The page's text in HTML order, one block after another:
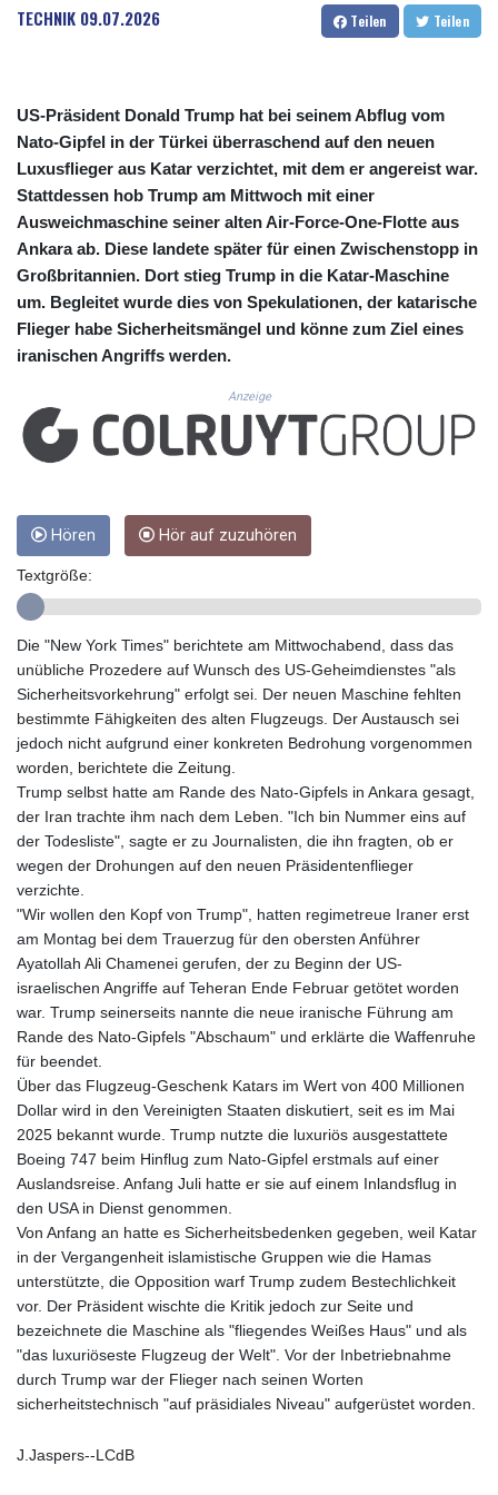
CUC 1.152471
CUP 30.540479
DKK 7.476217
DOP 67.193733
DZD 153.365094
EGP 57.264782
ERN 17.287064
ETB 185.968128
FJD 2.552089
FKP 0.856077
GBP 0.85641
GHS 13.524239
GIP 0.856077
GMD 85.282572
GYD 241.048608
HKD 9.04099
HTG 150.649793
HUF 364.625083
IDR 20648.821428
ILS 3.46629
IMP 0.856077
INR 109.809273
IRR
1584474.640687
ISK 142.41109
JEP 0.856077
JOD 0.81708
JPY 182.544457
KES 149.083075
KGS 100.783234
KHR 4675.235131
KMF 492.105126
KWD 0.356874
KYD 0.960205
KZT 539.927945
LAK 26033.64904
LBP
LKR 387.028882
LRD 207.974585
LSL 18.793369
LTL 3.402947
LVL 0.697118
LYD 7.344833
MAD 10.750192
MDL 20.047704
TECHNIK 09.07.2026 Teilen Teilen
US-Präsident Donald Trump hat bei seinem Abflug vom
Nato-Gipfel in der Türkei überraschend auf den neuen
Luxusflieger aus Katar verzichtet, mit dem er angereist war.
Stattdessen hob Trump am Mittwoch mit einer
Ausweichmaschine seiner alten Air-Force-One-Flotte aus
Ankara ab. Diese landete später für einen Zwischenstopp in
Großbritannien. Dort stieg Trump in die Katar-Maschine
um. Begleitet wurde dies von Spekulationen, der katarische
Flieger habe Sicherheitsmängel und könne zum Ziel eines
iranischen Angriffs werden.
Anzeige
Hören Hör auf zuzuhören
Textgröße:
Die "New York Times" berichtete am Mittwochabend, dass das
unübliche Prozedere auf Wunsch des US-Geheimdienstes "als
Sicherheitsvorkehrung" erfolgt sei. Der neuen Maschine fehlten
bestimmte Fähigkeiten des alten Flugzeugs. Der Austausch sei
jedoch nicht aufgrund einer konkreten Bedrohung vorgenommen
worden, berichtete die Zeitung.
Trump selbst hatte am Rande des Nato-Gipfels in Ankara gesagt,
der Iran trachte ihm nach dem Leben. "Ich bin Nummer eins auf
der Todesliste", sagte er zu Journalisten, die ihn fragten, ob er
wegen der Drohungen auf den neuen Präsidentenflieger
verzichte.
"Wir wollen den Kopf von Trump", hatten regimetreue Iraner erst
am Montag bei dem Trauerzug für den obersten Anführer
Ayatollah Ali Chamenei gerufen, der zu Beginn der US-
israelischen Angriffe auf Teheran Ende Februar getötet worden
war. Trump seinerseits nannte die neue iranische Führung am
Rande des Nato-Gipfels "Abschaum" und erklärte die Waffenruhe
für beendet.
Über das Flugzeug-Geschenk Katars im Wert von 400 Millionen
Dollar wird in den Vereinigten Staaten diskutiert, seit es im Mai
2025 bekannt wurde. Trump nutzte die luxuriös ausgestattete
Boeing 747 beim Hinflug zum Nato-Gipfel erstmals auf einer
Auslandsreise. Anfang Juli hatte er sie auf einem Inlandsflug in
den USA in Dienst genommen.
Von Anfang an hatte es Sicherheitsbedenken gegeben, weil Katar
in der Vergangenheit islamistische Gruppen wie die Hamas
unterstützte, die Opposition warf Trump zudem Bestechlichkeit
vor. Der Präsident wischte die Kritik jedoch zur Seite und
bezeichnete die Maschine als "fliegendes Weißes Haus" und als
"das luxuriöseste Flugzeug der Welt". Vor der Inbetriebnahme
durch Trump war der Flieger nach seinen Worten
sicherheitstechnisch "auf präsidiales Niveau" aufgerüstet worden.
J.Jaspers--LCdB